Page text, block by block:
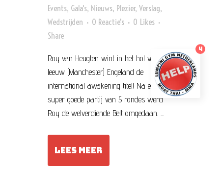
Events, Gala's, Nieuws, Plezier, Verslag,
Wedstrijden
0 Reactie's 0 Likes
Share
Roy van Heugten wint in het hol van de
leeuw (Manchester) Engeland de
international awakening titel! Na een
super goede partij van 5 rondes werd
Roy de welverdiende Belt omgedaan. ...
LEES MEER
4